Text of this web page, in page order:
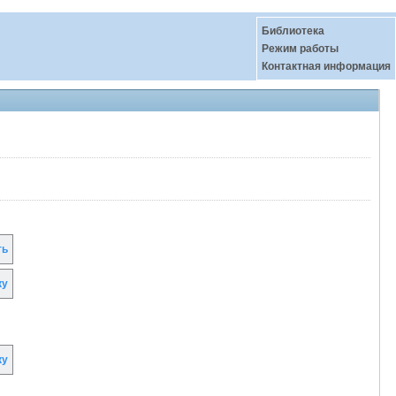
Библиотека
Режим работы
Контактная информация